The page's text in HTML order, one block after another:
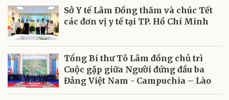
Sở Y tế Lâm Đồng thăm và chúc Tết
các đơn vị y tế tại TP. Hồ Chí Minh
Tổng Bí thư Tô Lâm đồng chủ trì
Cuộc gặp giữa Người đứng đầu ba
Đảng Việt Nam - Campuchia – Lào